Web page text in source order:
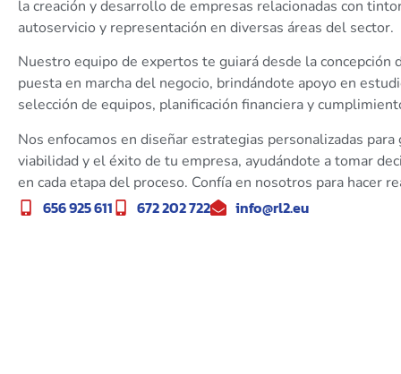
la creación y desarrollo de empresas relacionadas con
autoservicio y representación en diversas áreas del sector.
Nuestro equipo de expertos te guiará desde la concepción
puesta en marcha del negocio, brindándote apoyo en
selección de equipos, planificación financiera y
Nos enfocamos en diseñar estrategias personalizadas para
viabilidad y el éxito de tu empresa, ayudándote a tomar
en cada etapa del proceso. Confía en nosotros para hacer
656 925 611 672 202 722 info@rl2.eu